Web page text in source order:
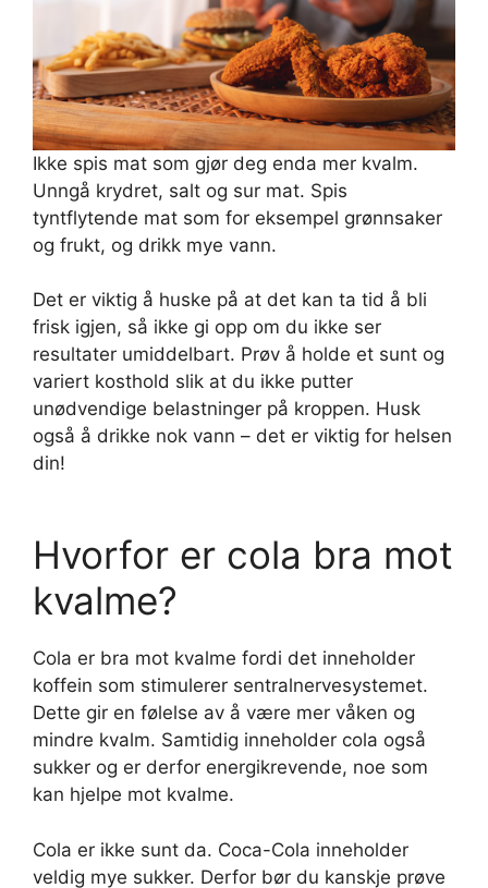
Ikke spis mat som gjør deg enda mer kvalm.
Unngå krydret, salt og sur mat. Spis
tyntflytende mat som for eksempel grønnsaker
og frukt, og drikk mye vann.
Det er viktig å huske på at det kan ta tid å bli
frisk igjen, så ikke gi opp om du ikke ser
resultater umiddelbart. Prøv å holde et sunt og
variert kosthold slik at du ikke putter
unødvendige belastninger på kroppen. Husk
også å drikke nok vann – det er viktig for helsen
din!
Hvorfor er cola bra mot
kvalme?
Cola er bra mot kvalme fordi det inneholder
koffein som stimulerer sentralnervesystemet.
Dette gir en følelse av å være mer våken og
mindre kvalm. Samtidig inneholder cola også
sukker og er derfor energikrevende, noe som
kan hjelpe mot kvalme.
Cola er ikke sunt da. Coca-Cola inneholder
veldig mye sukker. Derfor bør du kanskje prøve